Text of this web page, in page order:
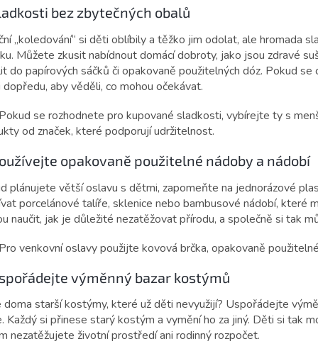
bez zbytečných obalů
„koledování“ si děti oblíbily a těžko jim odolat, ale hromada
Můžete zkusit nabídnout domácí dobroty, jako jsou zdravé
do papírových sáčků či opakovaně použitelných dóz. Pokud
dopředu, aby věděli, co mohou očekávat.
se rozhodnete pro kupované sladkosti, vybírejte ty s
od značek, které podporují udržitelnost.
opakovaně použitelné nádoby a nádobí
plánujete větší oslavu s dětmi, zapomeňte na jednorázové
porcelánové talíře, sklenice nebo bambusové nádobí, které
naučit, jak je důležité nezatěžovat přírodu, a společně si tak
venkovní oslavy použijte kovová brčka, opakovaně
výměnný bazar kostýmů
starší kostýmy, které už děti nevyužijí? Uspořádejte
Každý si přinese starý kostým a vymění ho za jiný. Děti si tak
nezatěžujete životní prostředí ani rodinný rozpočet.